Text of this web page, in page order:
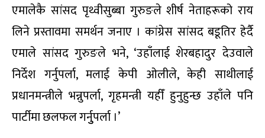
एमालेकै सांसद पृथ्वीसुब्बा गुरुङले शीर्ष नेताहरूको राय
लिने प्रस्तावमा समर्थन जनाए । कांग्रेस सांसद बडूतिर हेर्दै
एमाले सांसद गुरुङले भने, ‘उहाँलाई शेरबहादुर देउवाले
निर्देश गर्नुपर्ला, मलाई केपी ओलीले, केही साथीलाई
प्रधानमन्त्रीले भन्नुपर्ला, गृहमन्त्री यहीँ हुनुहुन्छ उहाँले पनि
पार्टीमा छलफल गर्नुुपर्ला ।’